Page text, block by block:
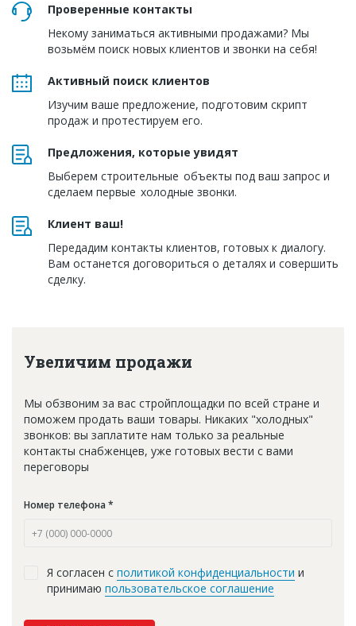
Проверенные контакты
Некому заниматься активными продажами? Мы
возьмём поиск новых клиентов и звонки на себя!
Активный поиск клиентов
Изучим ваше предложение, подготовим скрипт
продаж и протестируем его.
Предложения, которые увидят
Выберем строительные объекты под ваш запрос и
сделаем первые холодные звонки.
Клиент ваш!
Передадим контакты клиентов, готовых к диалогу.
Вам останется договориться о деталях и совершить
сделку.
Увеличим продажи
Мы обзвоним за вас стройплощадки по всей стране и
поможем продать ваши товары. Никаких "холодных"
звонков: вы заплатите нам только за реальные
контакты снабженцев, уже готовых вести с вами
переговоры
Номер телефона *
Я согласен с политикой конфиденциальности и
принимаю пользовательское соглашение